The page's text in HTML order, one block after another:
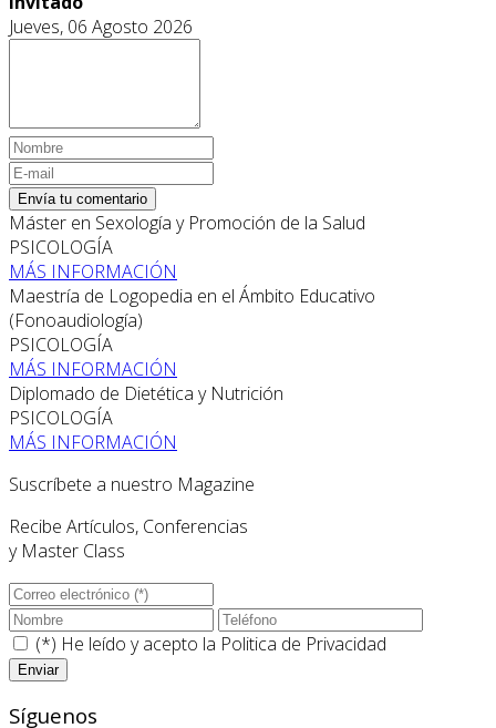
Jueves, 06 Agosto 2026
Envía tu comentario
Máster en Sexología y Promoción de la Salud
PSICOLOGÍA
MÁS INFORMACIÓN
Maestría de Logopedia en el Ámbito Educativo
(Fonoaudiología)
PSICOLOGÍA
MÁS INFORMACIÓN
Diplomado de Dietética y Nutrición
PSICOLOGÍA
MÁS INFORMACIÓN
Suscríbete a nuestro Magazine
Recibe Artículos, Conferencias
y Master Class
(*) He leído y acepto la Politica de Privacidad
Síguenos